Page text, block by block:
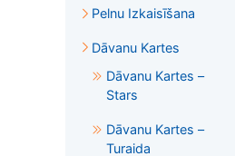
Pelnu Izkaisīšana
Dāvanu Kartes
Dāvanu Kartes –
Stars
Dāvanu Kartes –
Turaida